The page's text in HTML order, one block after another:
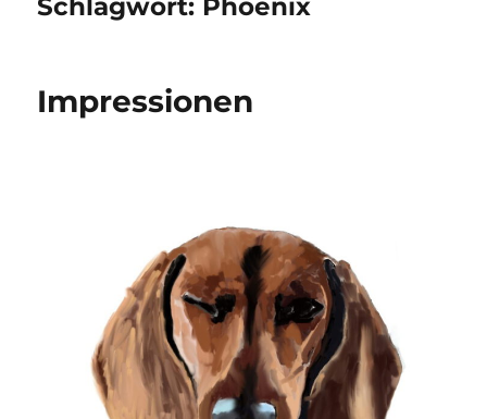
Schlagwort: Phoenix
Impressionen